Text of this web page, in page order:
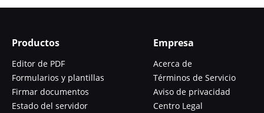
Productos
Editor de PDF
Formularios y plantillas
Firmar documentos
Estado del servidor
Empresa
Acerca de
Términos de Servicio
Aviso de privacidad
Centro Legal